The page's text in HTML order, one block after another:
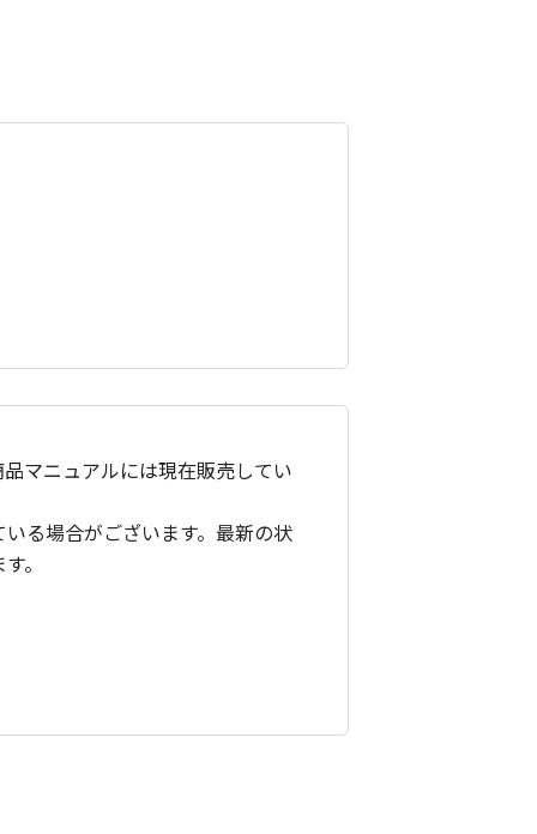
マニュアルには現在販売してい
る場合がございます。最新の状
。